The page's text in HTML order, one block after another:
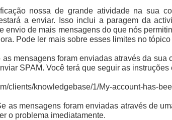
nossa de grande atividade na sua
a enviar.
Isso inclui a paragem da
envio de mais mensagens do que nós
Pode ler mais sobre esses limites no
mensagens foram enviadas através da sua
SPAM. Você terá que seguir as instruções
clients/knowledgebase/1/My-account-has-
as mensagens foram enviadas através de
o problema imediatamente.